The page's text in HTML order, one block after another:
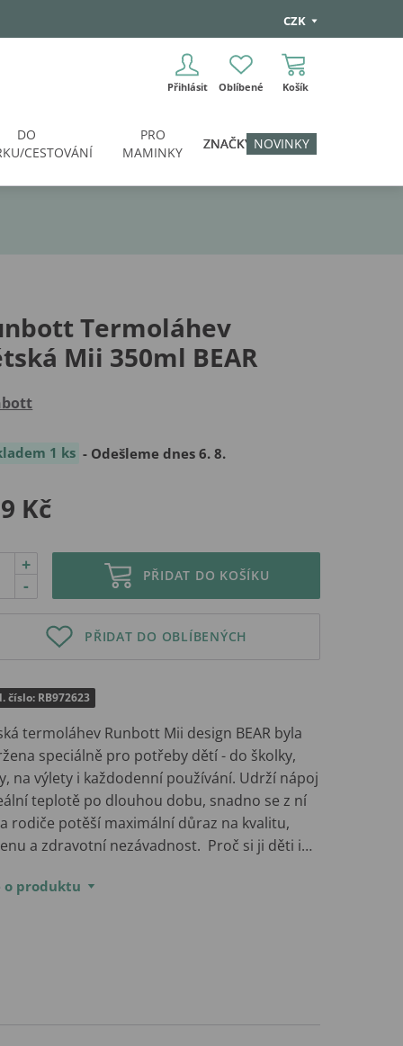
CZK
Přihlásit Oblíbené Košík
DO
CESTOVÁNÍ
PRO
MAMINKY
ZNAČKY NOVINKY
Termoláhev
Mii 350ml BEAR
1 ks - Odešleme dnes 6. 8.
Kč
-
+
PŘIDAT DO KOŠÍKU
PŘIDAT DO OBLÍBENÝCH
číslo: RB972623
termoláhev Runbott Mii design BEAR byla
speciálně pro potřeby dětí - do školky,
na výlety i každodenní používání. Udrží nápoj
teplotě po dlouhou dobu, snadno se z ní
rodiče potěší maximální důraz na kvalitu,
a zdravotní nezávadnost. Proč si ji děti i…
o produktu